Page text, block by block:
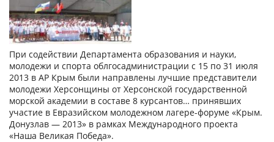
При содействии Департамента образования и науки,
молодежи и спорта облгосадминистрации с 15 по 31 июля
2013 в АР Крым были направлены лучшие представители
молодежи Херсонщины от Херсонской государственной
морской академии в составе 8 курсантов… принявших
участие в Евразийском молодежном лагере-форуме «Крым.
Донузлав — 2013» в рамках Международного проекта
«Наша Великая Победа».